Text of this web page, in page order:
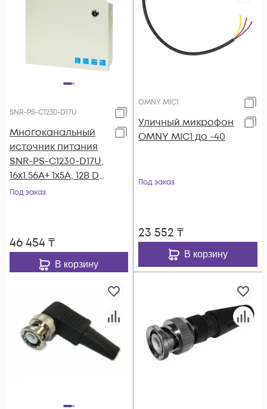
SNR-PS-C1230-D17U
Многоканальный
источник питания
SNR-PS-C1230-D17U,
16x1.56А+ 1x5А, 12В DC,
30A, АКБ 2х9Ач (без
Под заказ
46 454₸
В корзину
OMNY MIC1
Уличный микрофон
OMNY MIC1 до -40
Под заказ
23 552 ₸
В корзину